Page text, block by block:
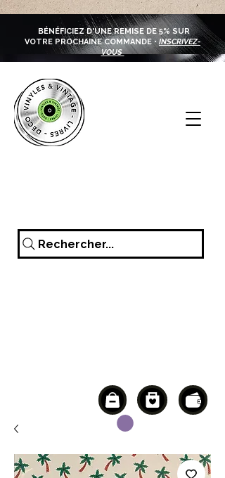
BÉNÉFICIEZ D'UNE REMISE DE 5% SUR
VOTRE PROCHAINE COMMANDE • INSCRIVEZ-
VOUS
Rechercher...